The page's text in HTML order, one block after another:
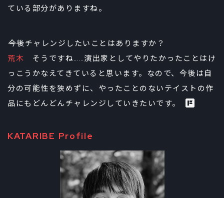
ている部分がありますね。
――今後チャレンジしたいことはありますか？
荒木 そうですね……演出家としてやりたかったことはけ
っこうかなえてきていると思います。なので、今後は自
分の可能性を狭めずに、やったことのないテイストの作
品にもどんどんチャレンジしていきたいです。
KATARIBE Profile